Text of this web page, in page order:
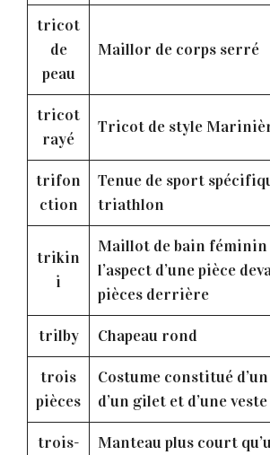
tricot
de
peau
Maillor de corps serré
tricot
rayé
Tricot de style
trifon
ction
Tenue de sport
triathlon
trikin
i
Maillot de bain féminin
l’aspect d’une pièce
pièces derrière
trilby Chapeau rond
trois
pièces
Costume constitué
d’un gilet et d’une veste
trois-
Manteau plus court